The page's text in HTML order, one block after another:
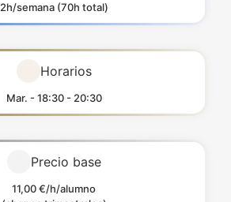
2h/semana (70h total)
Horarios
Mar. - 18:30 - 20:30
Precio base
11,00 €/h/alumno